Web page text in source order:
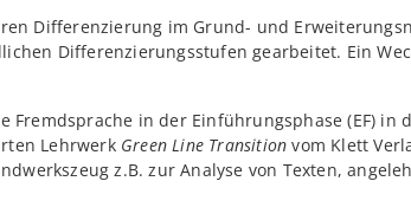
Differenzierung im Grund- und
Differenzierungsstufen gearbeitet. Ein
in der Einführungsphase (EF) in
Lehrwerk Green Line Transition vom Klett
z.B. zur Analyse von Texten,